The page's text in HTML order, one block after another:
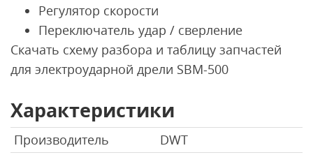
Регулятор скорости
Переключатель удар / сверление
Скачать схему разбора и таблицу запчастей
для электроударной дрели SBM-500
Характеристики
Производитель
DWT